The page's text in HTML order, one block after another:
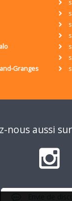
Granges
nous aussi